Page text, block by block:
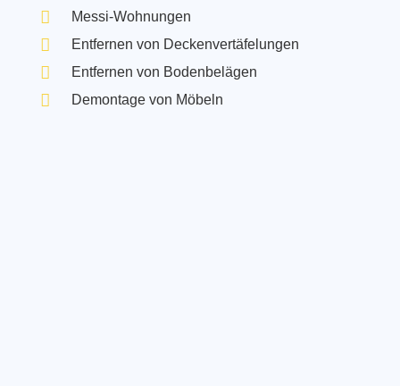
Messi-Wohnungen
Entfernen von Deckenvertäfelungen
Entfernen von Bodenbelägen
Demontage von Möbeln